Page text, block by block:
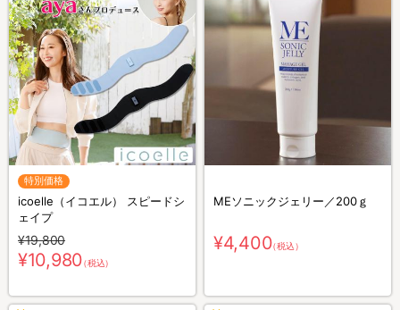
特別価格
icoelle（イコエル） スピードシ
ェイプ
¥19,800
¥10,980（税込）
MEソニックジェリー／200ｇ
¥4,400（税込）